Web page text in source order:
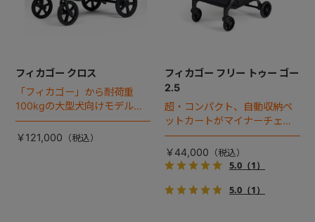
フィカゴー クロス
「フィカゴー」から耐荷重
100kgの大型犬向けモデルが
登場。
￥121,000
フィカゴー フリー トゥー ゴー
2.5
超・コンパクト、自動収納ペ
ットカートがマイナーチェン
ジ！
￥44,000
5.0（1）
5.0（1）